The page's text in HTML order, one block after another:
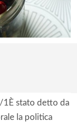
1È stato detto da
la politica